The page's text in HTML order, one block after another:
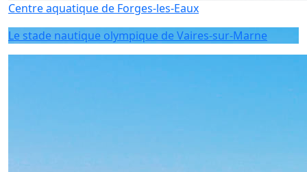
Centre aquatique de Forges-les-Eaux
Le stade nautique olympique de Vaires-sur-Marne